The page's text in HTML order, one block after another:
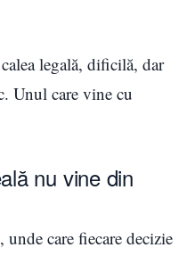
legală, dificilă, dar
Unul care vine cu
nu vine din
care fiecare decizie